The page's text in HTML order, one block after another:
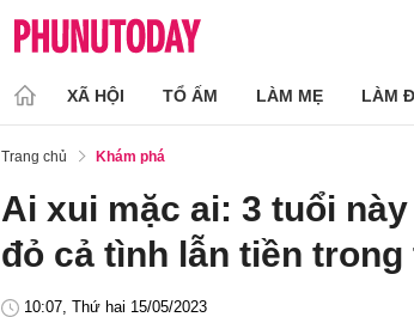
XÃ HỘI TỔ ẤM LÀM MẸ LÀM
Trang chủ Khám phá
Ai xui mặc ai: 3 tuổi
đỏ cả tình lẫn tiền
10:07, Thứ hai 15/05/2023